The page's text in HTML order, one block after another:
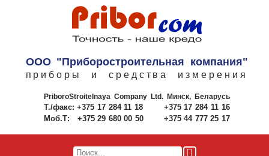
ООО "Приборостроительная компания"
приборы и средства измерения
PriboroStroitelnaya Company Ltd.Минск, Беларусь
Т./факс: +375 17 284 11 18
+375 17 284 11 16
Моб.Т:
+375 29 680 00 50 +375 44 777 25 17